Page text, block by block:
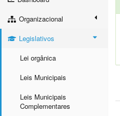
Organizacional
Legislativos
Lei orgânica
Leis Municipais
Leis Municipais
Complementares